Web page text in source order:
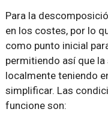
Para la
en los costes, por lo
como punto inicial
permitiendo así que
localmente teniendo
simplificar. Las
funcione son: